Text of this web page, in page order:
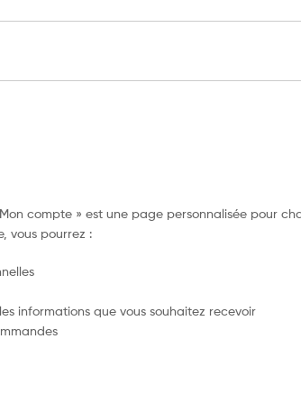
compte » est une page personnalisée pour
vous pourrez :
informations que vous souhaitez recevoir